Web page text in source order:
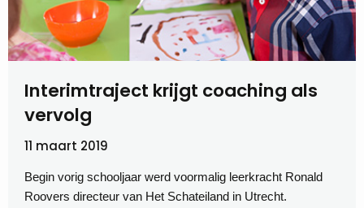
Interimtraject krijgt coaching als
vervolg
11 maart 2019
Begin vorig schooljaar werd voormalig leerkracht Ronald
Roovers directeur van Het Schateiland in Utrecht.